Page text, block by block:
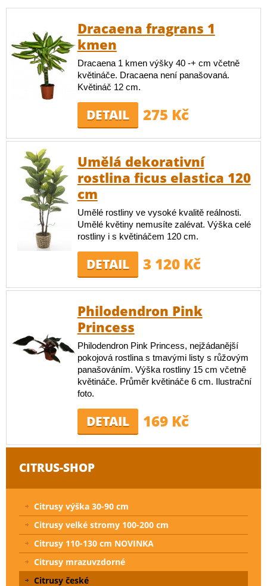
Dracaena fragrans 1
kmen
Dracaena 1 kmen výšky 40 -+ cm včetně
květináče. Dracaena není panašovaná.
Květináč 12 cm.
DETAIL 275 Kč
Umělá dekorativní
rostlina ficus elastica 120
cm
Umělé rostliny ve vysoké kvalitě reálnosti.
Umělé květiny nemusíte zalévat. Výška celé
rostliny i s květináčem 120 cm.
DETAIL 3 120 Kč
Philodendron Pink
Princess
Philodendron Pink Princess, nejžádanější
pokojová rostlina s tmavými listy s růžovým
panašováním. Výška rostliny 15 cm včetně
květináče. Průměr květináče 6 cm. Ilustrační
foto.
DETAIL 169 Kč
CITRUS-SHOP
Citrusy výška 30-90 cm
Citrusy velké stromy 100-200 cm
Citrusy 110-130 cm NOVINKA
Citrusy mrazuvzdorné
Citrusy české